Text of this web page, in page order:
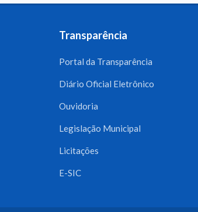
Transparência
Portal da Transparência
Diário Oficial Eletrônico
Ouvidoria
Legislação Municipal
Licitações
E-SIC